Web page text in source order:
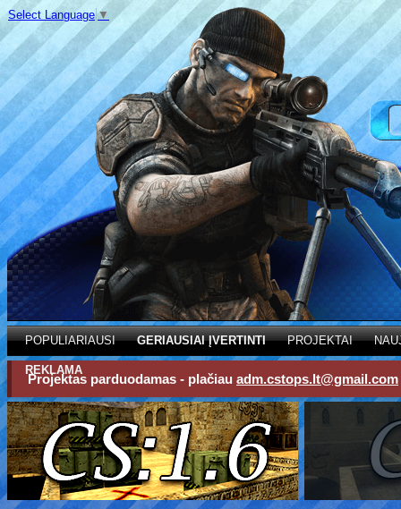
Select Language ▼
POPULIARIAUSI GERIAUSIAI ĮVERTINTI PROJEKTAI
REKLAMA
Projektas parduodamas - plačiau adm.cstops.lt@gmail.com